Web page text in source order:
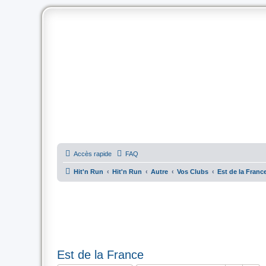
Accès rapide FAQ
Hit'n Run Hit'n Run Autre Vos Clubs Est de la
Est de la France